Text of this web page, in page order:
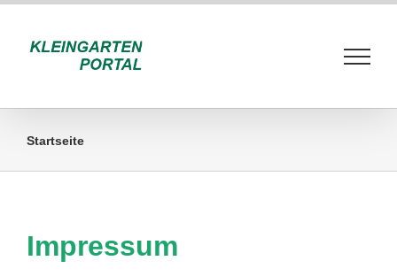
springen
Startseite
Impressum